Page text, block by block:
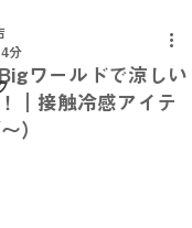
ワールドで涼しい
｜接触冷感アイテ
）
分